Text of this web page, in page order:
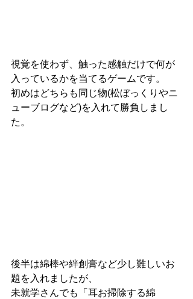
視覚を使わず、触った感触だけで何が
入っているかを当てるゲームです。
初めはどちらも同じ物(松ぼっくりやニ
ューブログなど)を入れて勝負しまし
た。
後半は綿棒や絆創膏など少し難しいお
題を入れましたが、
未就学さんでも「耳お掃除する綿